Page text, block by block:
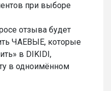
при выборе
отзыва будет
ЧАЕВЫЕ, которые
в DIKIDI,
в одноимённом